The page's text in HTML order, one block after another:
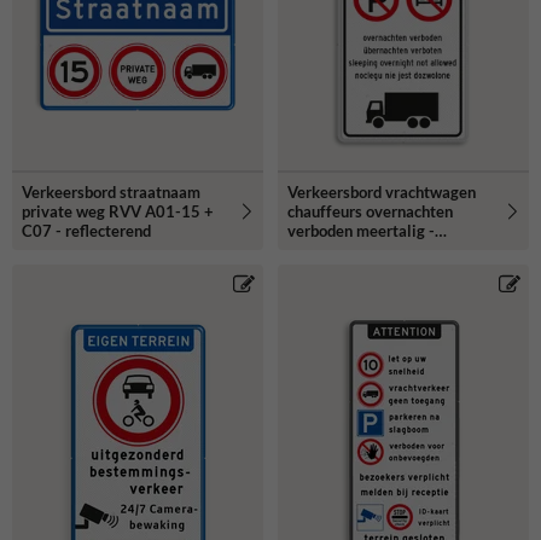
Verkeersbord straatnaam
private weg RVV A01-15 +
C07 - reflecterend
Verkeersbord vrachtwagen
chauffeurs overnachten
verboden meertalig -